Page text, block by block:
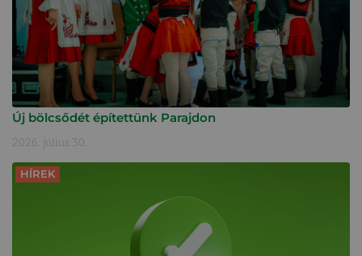
Új bölcsődét építettünk Parajdon
2026. július 30.
HÍREK